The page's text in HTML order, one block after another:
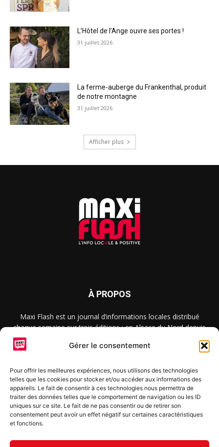
Gérer le consentement
Pour offrir les meilleures expériences, nous utilisons des technologies
telles que les cookies pour stocker et/ou accéder aux informations des
appareils. Le fait de consentir à ces technologies nous permettra de
traiter des données telles que le comportement de navigation ou les ID
uniques sur ce site. Le fait de ne pas consentir ou de retirer son
consentement peut avoir un effet négatif sur certaines caractéristiques
et fonctions.
L’Hôtel de l’Ange ouvre ses portes !
31 juillet 2026
La ferme-auberge du Frankenthal, produit
de notre montagne
31 juillet 2026
Afficher plus
À PROPOS
Maxi Flash est un journal d’informations locales distribué
chaque semaine sur trois éditions : en Alsace du Nord depuis
2015, dans les secteurs d’Obernai-Molsheim-Erstein depuis
2022, et à Colmar, Vignoble et Plaine depuis 2023.
SUIVEZ-NOUS
S'inscrire à la newsletter